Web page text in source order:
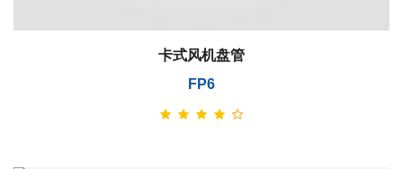
卡式风机盘管
FP6